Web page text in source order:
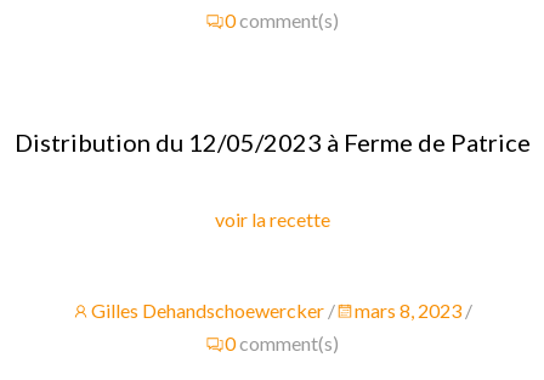
0comment(s)
Distribution du 12/05/2023 à Ferme de Patrice
voir la recette
Gilles Dehandschoewercker / mars 8, 2023 /
0comment(s)